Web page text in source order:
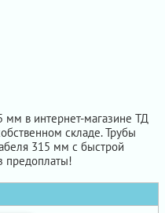
мм в интернет-магазине ТД
складе. Трубы
315 мм с быстрой
предоплаты!